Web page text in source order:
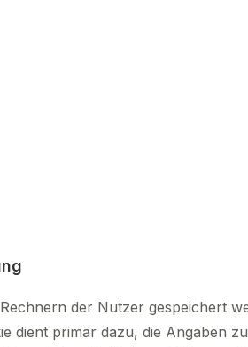
der Nutzer gespeichert
dient primär dazu, die Angaben